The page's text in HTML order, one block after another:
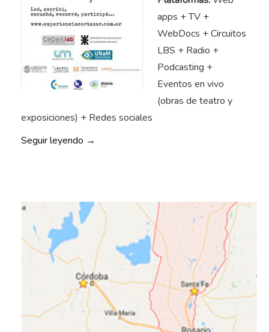
apps + TV +
WebDocs + Circuitos
LBS + Radio +
Podcasting +
Eventos en vivo
(obras de teatro y
exposiciones) + Redes sociales
Seguir leyendo «
e
r
n
c
i
a
→